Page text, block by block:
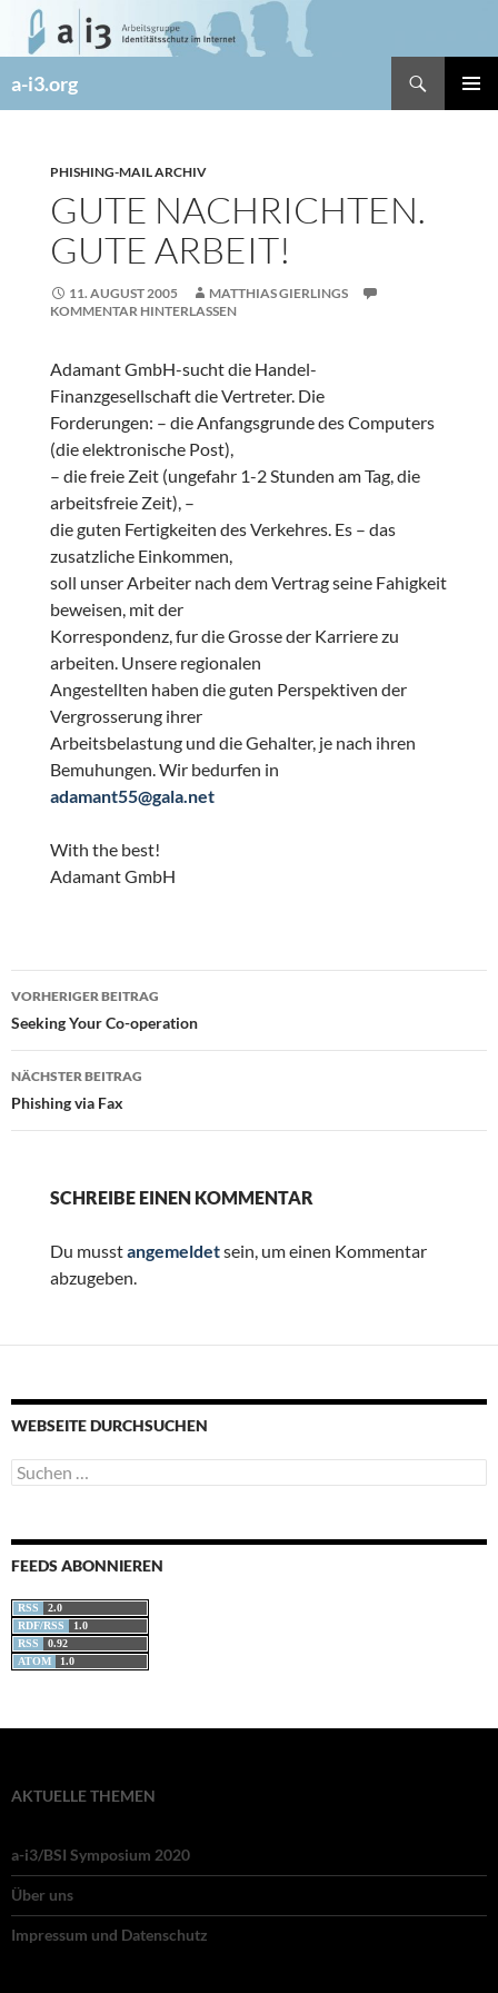
Zum
Inhalt
a-i3.org
PHISHING-MAIL ARCHIV
GUTE NACHRICHTEN.
GUTE ARBEIT!
11. AUGUST 2005
MATTHIAS GIERLINGS
KOMMENTAR HINTERLASSEN
Adamant GmbH-sucht die Handel-
Finanzgesellschaft die Vertreter. Die
Forderungen: – die Anfangsgrunde des Computers
(die elektronische Post),
– die freie Zeit (ungefahr 1-2 Stunden am Tag, die
arbeitsfreie Zeit), –
die guten Fertigkeiten des Verkehres. Es – das
zusatzliche Einkommen,
soll unser Arbeiter nach dem Vertrag seine Fahigkeit
beweisen, mit der
Korrespondenz, fur die Grosse der Karriere zu
arbeiten. Unsere regionalen
Angestellten haben die guten Perspektiven der
Vergrosserung ihrer
Arbeitsbelastung und die Gehalter, je nach ihren
Bemuhungen. Wir bedurfen in
adamant55@gala.net
With the best!
Adamant GmbH
Beitragsnavigation
VORHERIGER BEITRAG
Seeking Your Co-operation
NÄCHSTER BEITRAG
Phishing via Fax
SCHREIBE EINEN KOMMENTAR
Du musstangemeldetsein, um einen Kommentar
abzugeben.
WEBSEITE DURCHSUCHEN
Suchen
nach:
FEEDS ABONNIEREN
RSS
2.0
RDF/RSS
1.0
RSS
0.92
ATOM
1.0
AKTUELLE THEMEN
a-i3/BSI Symposium 2020
Über uns
Impressum und Datenschutz